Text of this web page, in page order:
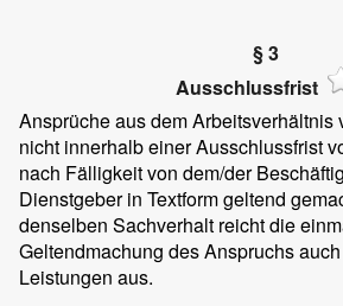
§ 3
Ausschlussfrist
Ansprüche aus dem Arbeitsverhältnis
nicht innerhalb einer Ausschlussfrist
nach Fälligkeit von dem/der
Dienstgeber in Textform geltend
denselben Sachverhalt reicht die
Geltendmachung des Anspruchs
Leistungen aus.